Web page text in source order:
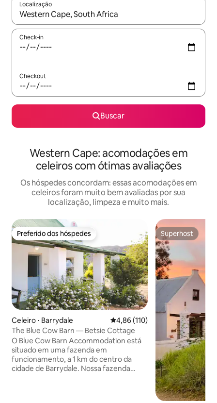
Localização
Quando os resultados estiverem disponíveis, explore-os
Check-in
Checkout
Buscar
Western Cape: acomodações em
celeiros com ótimas avaliações
Os hóspedes concordam: essas acomodações em
celeiros foram muito bem avaliadas por sua
localização, limpeza e muito mais.
Preferido dos hóspedes
Preferido dos hóspedes
Celeiro ⋅ Barrydale 4,86 de uma avaliação média de
4,86 (110)
The Blue Cow Barn — Betsie Cottage
O Blue Cow Barn Accommodation está
situado em uma fazenda em
funcionamento, a 1 km do centro da
cidade de Barrydale. Nossa fazenda
Superhost
Superhost